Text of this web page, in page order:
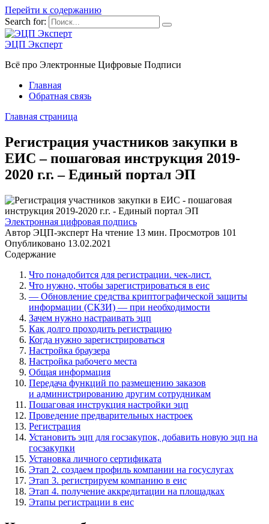
Перейти к содержанию
Search for:
ЭЦП Эксперт
Всё про Электронные Цифровые Подписи
Главная
Обратная связь
Главная страница
Регистрация участников закупки в
ЕИС – пошаговая инструкция 2019-
2020 г.г. – Единый портал ЭП
Электронная цифровая подпись
Автор ЭЦП-эксперт На чтение 13 мин. Просмотров 101
Опубликовано 13.02.2021
Содержание
Что понадобится для регистрации. чек-лист.
Что нужно, чтобы зарегистрироваться в еис
— Обновление средства криптографической защиты
информации (СКЗИ) — при необходимости
Зачем нужно настраивать эцп
Как долго проходить регистрацию
Когда нужно зарегистрироваться
Настройка браузера
Настройка рабочего места
Общая информация
Передача функций по размещению заказов
и администрированию другим сотрудникам
Пошаговая инструкция настройки эцп
Проведение предварительных настроек
Регистрация
Установить эцп для госзакупок, добавить новую эцп на
госзакупки
Установка личного сертификата
Этап 2. создаем профиль компании на госуслугах
Этап 3. регистрируем компанию в еис
Этап 4. получение аккредитации на площадках
Этапы регистрации в еис